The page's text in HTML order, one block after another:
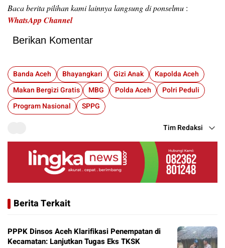
Baca berita pilihan kami lainnya langsung di ponselmu :
WhatsApp Channel
Berikan Komentar
Banda Aceh Bhayangkari Gizi Anak
Kapolda Aceh
Makan Bergizi Gratis
MBG Polda Aceh
Polri Peduli
Program Nasional
SPPG
Tim Redaksi
Berita Terkait
PPPK Dinsos Aceh Klarifikasi Penempatan di
Kecamatan: Lanjutkan Tugas Eks TKSK